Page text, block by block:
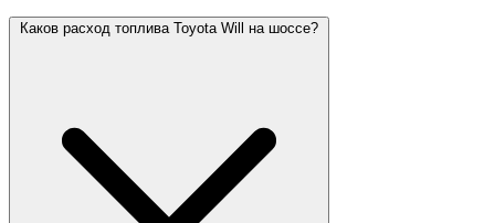
Каков расход топлива Toyota Will на шоссе?